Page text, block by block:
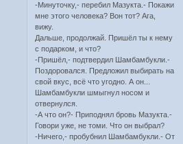
-Минуточку,- перебил Мазукта.- Покажи
мне этого человека? Вон тот? Ага,
вижу.
Дальше, продолжай. Пришёл ты к нему
с подарком, и что?
-Пришёл,- подтвердил Шамбамбукли.-
Поздоровался. Предложил выбирать на
свой вкус, всё что угодно. А он...
Шамбамбукли шмыгнул носом и
отвернулся.
-А что он?- Приподнял бровь Мазукта.-
Говори уже, не томи. Что он выбрал?
-Ничего,- пробубнил Шамбамбукли.- От